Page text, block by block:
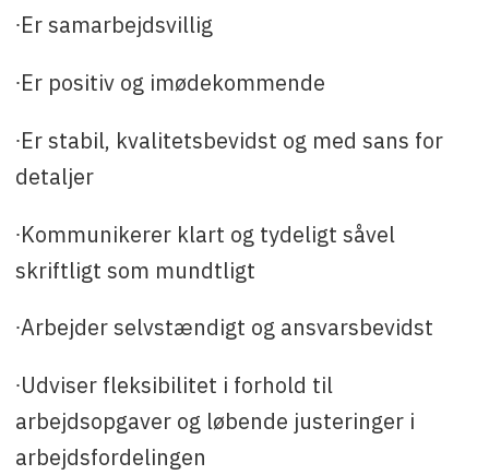
∙Er samarbejdsvillig
∙Er positiv og imødekommende
∙Er stabil, kvalitetsbevidst og med sans for
detaljer
∙Kommunikerer klart og tydeligt såvel
skriftligt som mundtligt
∙Arbejder selvstændigt og ansvarsbevidst
∙Udviser fleksibilitet i forhold til
arbejdsopgaver og løbende justeringer i
arbejdsfordelingen